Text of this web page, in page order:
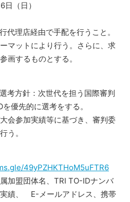
（日）
代理店経由で手配を行うこと。
マットにより行う。さらに、求
画するものとする。
考方針：次世代を担う国際審判
優先的に選考をする。
会参加実績等に基づき、審判委
う。
49yPZHKTHoM5uFTR6
加盟団体名、TRI TO-IDナンバ
績、 E-メールアドレス、携帯